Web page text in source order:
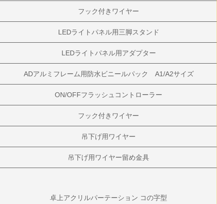
フック付きワイヤー
LEDライトパネル用三脚スタンド
LEDライトパネル用アダプター
ADアルミフレーム用防水ビニールパック A1/A2サイズ
ON/OFFフラッシュコントローラー
フック付きワイヤー
吊下げ用ワイヤー
吊下げ用ワイヤー留め金具
卓上アクリルパーテーション コの字型